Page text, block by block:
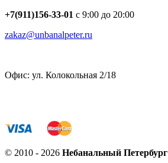
+7(911)156-33-01 с 9:00 до 20:00
zakaz@unbanalpeter.ru
Офис: ул. Колокольная 2/18
© 2010 - 2026 Небанальный Петербург